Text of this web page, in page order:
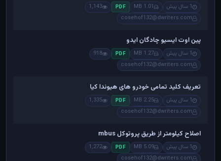
1 سال پیش 1.01 MB
PDF
1,143
cosehof132@dwriters.com
پین اوت ایسیو چادگان ایدو
1 سال پیش 1.27 MB
PDF
918
cosehof132@dwriters.com
تعریف کلید تمامی خودرو های هیوندا کیا
1 سال پیش 2.25 MB
PDF
1,335
cosehof132@dwriters.com
اصلاح کیلومتر از طریق پروتوکل mbus
1 سال پیش 5.09 MB
PDF
1,272
cosehof132@dwriters.com